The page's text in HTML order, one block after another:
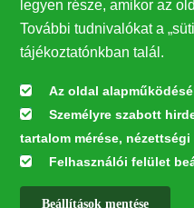
Hírlevél feliratkozás
Értesüljön elsőként
Feliratkozás
legyen része, amikor az
További tudnivalókat a
tájékoztatónkban talál.
Az oldal
Személyre szabott
tartalom mérése,
Felhasználói felület
Beállítások mentése